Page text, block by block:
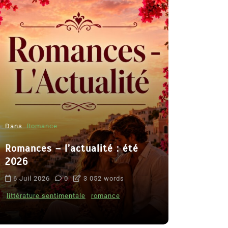
Dans Romance
Romances – l’actualité : été
2026
6 Juil 2026 0 3 052 words
littérature sentimentale romance